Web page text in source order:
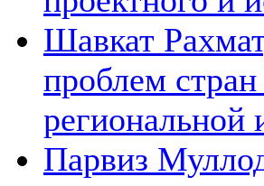
Шавкат
проблем
региональной
Парвиз